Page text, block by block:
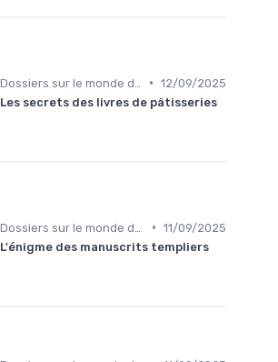
• 12/09/2025
Les secrets des livres de pâtisseries
• 11/09/2025
L'énigme des manuscrits templiers